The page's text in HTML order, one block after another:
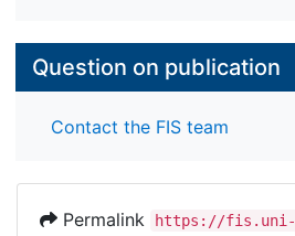
Question on publication
Contact the FIS team
Permalink
https://fis.uni-